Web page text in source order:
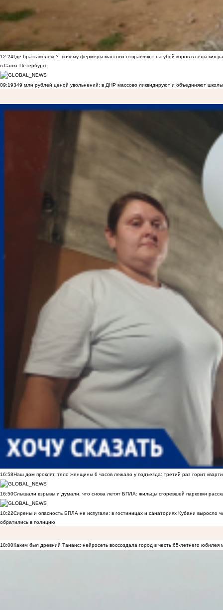
12:24Где брать молоко?: почему фермеры массово отправляют на убой коров в сельских
в Санкт-Петербурге
09:19349 млн рублей ценой увольнений: в ДНР массово ликвидируют и объединяют
16:58Наш дом проклят, тело женщины 6 часов лежало у подъезда: третий раз горит
16:50Слышали взрывы и думали, что снова летят БПЛА: жильцы сгоревшей парковки
10:22Сирены и опасность БПЛА не испугали: в гостиницах и санаториях Кубани выросло
обратились в полицию
18:00Каким был древний Танаис: нейросеть воссоздала город в честь 65-летнего юбилея